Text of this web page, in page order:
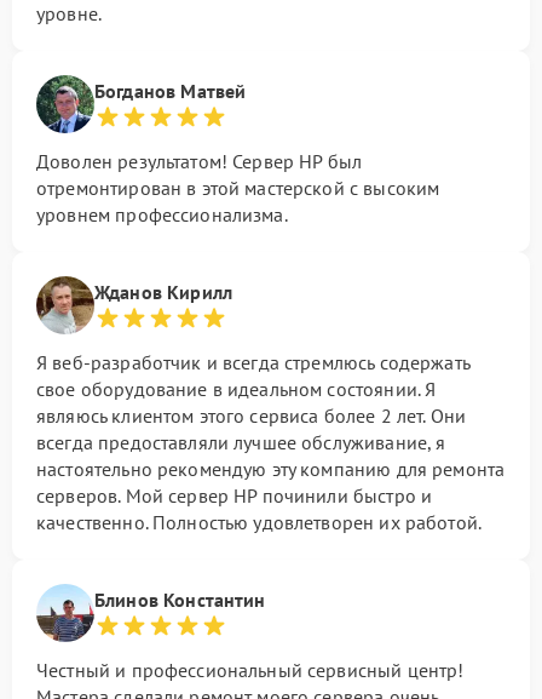
уровне.
Богданов Матвей
Доволен результатом! Сервер HP был
отремонтирован в этой мастерской с высоким
уровнем профессионализма.
Жданов Кирилл
Я веб-разработчик и всегда стремлюсь содержать
свое оборудование в идеальном состоянии. Я
являюсь клиентом этого сервиса более 2 лет. Они
всегда предоставляли лучшее обслуживание, я
настоятельно рекомендую эту компанию для ремонта
серверов. Мой сервер HP починили быстро и
качественно. Полностью удовлетворен их работой.
Блинов Константин
Честный и профессиональный сервисный центр!